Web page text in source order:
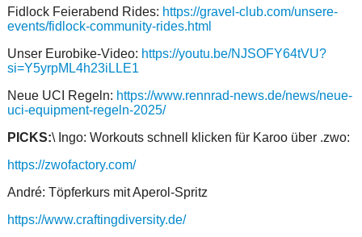
Fidlock Feierabend Rides: https://gravel-club.com/unsere-
events/fidlock-community-rides.html
Unser Eurobike-Video: https://youtu.be/NJSOFY64tVU?
si=Y5yrpML4h23iLLE1
Neue UCI Regeln: https://www.rennrad-news.de/news/neue-
uci-equipment-regeln-2025/
PICKS:\ Ingo: Workouts schnell klicken für Karoo über .zwo:
https://zwofactory.com/
André: Töpferkurs mit Aperol-Spritz
https://www.craftingdiversity.de/